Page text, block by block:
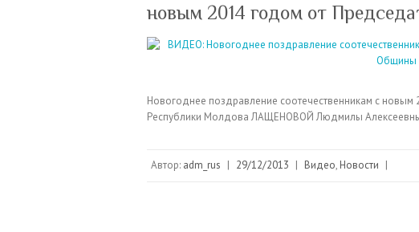
новым 2014 годом от
Новогоднее поздравление соотечественникам с
Республики Молдова ЛАЩЕНОВОЙ Людмилы
Автор: adm_rus | 29/12/2013 | Видео, Новости |